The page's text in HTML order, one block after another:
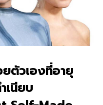
ยตัวเองที่อายุ
เนียบ